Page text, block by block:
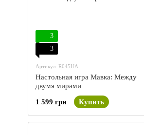
3
3
Артикул: R045UA
Настольная игра Мавка: Между
двумя мирами
1 599 грн Купить